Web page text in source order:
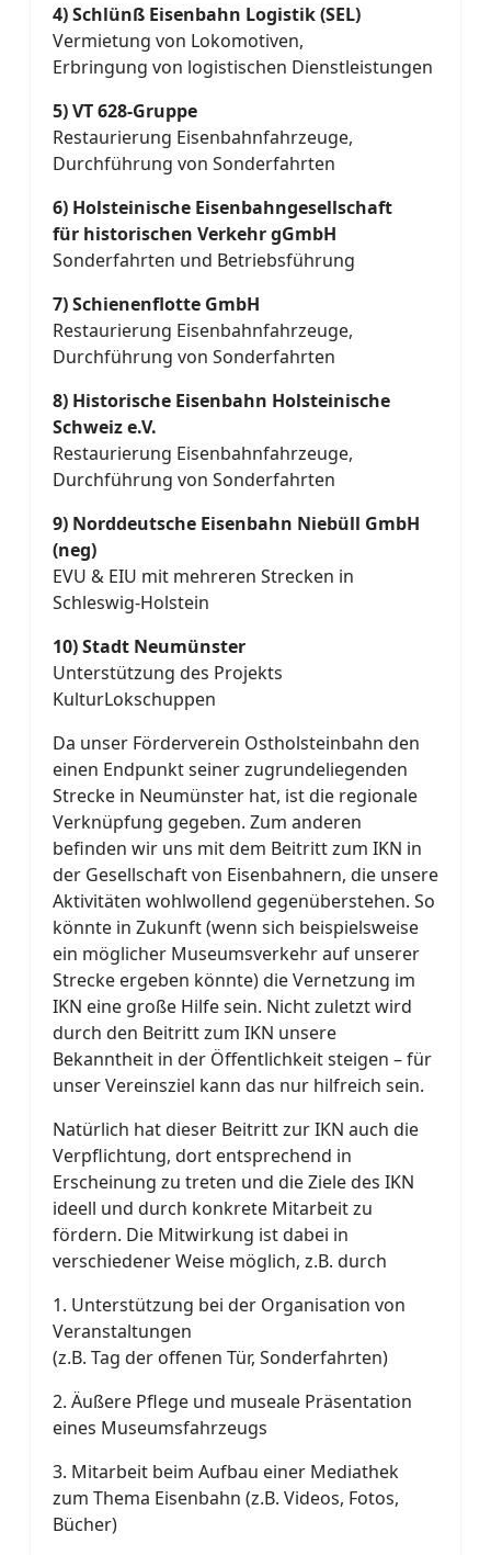
4) Schlünß Eisenbahn Logistik (SEL)
Vermietung von Lokomotiven,
Erbringung von logistischen Dienstleistungen
5) VT 628-Gruppe
Restaurierung Eisenbahnfahrzeuge,
Durchführung von Sonderfahrten
6) Holsteinische Eisenbahngesellschaft
für historischen Verkehr gGmbH
Sonderfahrten und Betriebsführung
7) Schienenflotte GmbH
Restaurierung Eisenbahnfahrzeuge,
Durchführung von Sonderfahrten
8) Historische Eisenbahn Holsteinische
Schweiz e.V.
Restaurierung Eisenbahnfahrzeuge,
Durchführung von Sonderfahrten
9) Norddeutsche Eisenbahn Niebüll GmbH
(neg)
EVU & EIU mit mehreren Strecken in
Schleswig-Holstein
10) Stadt Neumünster
Unterstützung des Projekts
KulturLokschuppen
Da unser Förderverein Ostholsteinbahn den
einen Endpunkt seiner zugrundeliegenden
Strecke in Neumünster hat, ist die regionale
Verknüpfung gegeben. Zum anderen
befinden wir uns mit dem Beitritt zum IKN in
der Gesellschaft von Eisenbahnern, die unsere
Aktivitäten wohlwollend gegenüberstehen. So
könnte in Zukunft (wenn sich beispielsweise
ein möglicher Museumsverkehr auf unserer
Strecke ergeben könnte) die Vernetzung im
IKN eine große Hilfe sein. Nicht zuletzt wird
durch den Beitritt zum IKN unsere
Bekanntheit in der Öffentlichkeit steigen – für
unser Vereinsziel kann das nur hilfreich sein.
Natürlich hat dieser Beitritt zur IKN auch die
Verpflichtung, dort entsprechend in
Erscheinung zu treten und die Ziele des IKN
ideell und durch konkrete Mitarbeit zu
fördern. Die Mitwirkung ist dabei in
verschiedener Weise möglich, z.B. durch
1. Unterstützung bei der Organisation von
Veranstaltungen
(z.B. Tag der offenen Tür, Sonderfahrten)
2. Äußere Pflege und museale Präsentation
eines Museumsfahrzeugs
3. Mitarbeit beim Aufbau einer Mediathek
zum Thema Eisenbahn (z.B. Videos, Fotos,
Bücher)